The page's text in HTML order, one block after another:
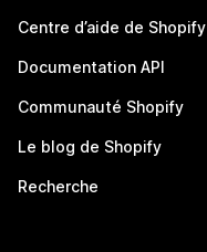
Centre d’aide de Shopify
Documentation API
Communauté Shopify
Le blog de Shopify
Recherche